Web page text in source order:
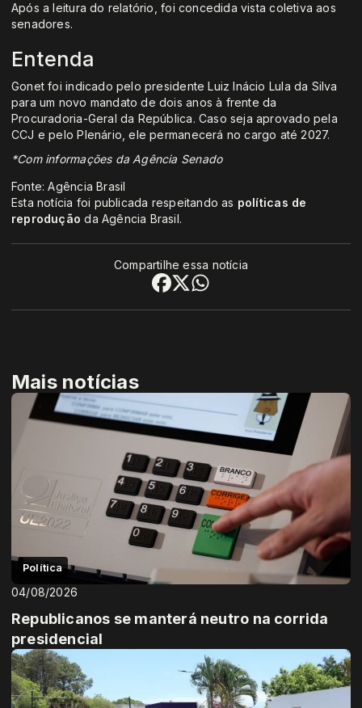
Após a leitura do relatório, foi concedida vista coletiva aos
senadores.
Entenda
Gonet foi indicado pelo presidente Luiz Inácio Lula da Silva
para um novo mandato de dois anos à frente da
Procuradoria-Geral da República. Caso seja aprovado pela
CCJ e pelo Plenário, ele permanecerá no cargo até 2027.
*Com informações da Agência Senado
Fonte: Agência Brasil
Esta notícia foi publicada respeitando as políticas de
reprodução da Agência Brasil.
Compartilhe essa notícia
Mais notícias
Política
04/08/2026
Republicanos se manterá neutro na corrida
presidencial